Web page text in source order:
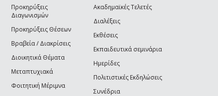
Προκηρύξεις
Διαγωνισμών
Προκηρύξεις Θέσεων
Βραβεία / Διακρίσεις
Διοικητικά Θέματα
Μεταπτυχιακά
Φοιτητική Μέριμνα
Ακαδημαϊκές Τελετές
Διαλέξεις
Εκθέσεις
Εκπαιδευτικά σεμινάρια
Ημερίδες
Πολιτιστικές Εκδηλώσεις
Συνέδρια